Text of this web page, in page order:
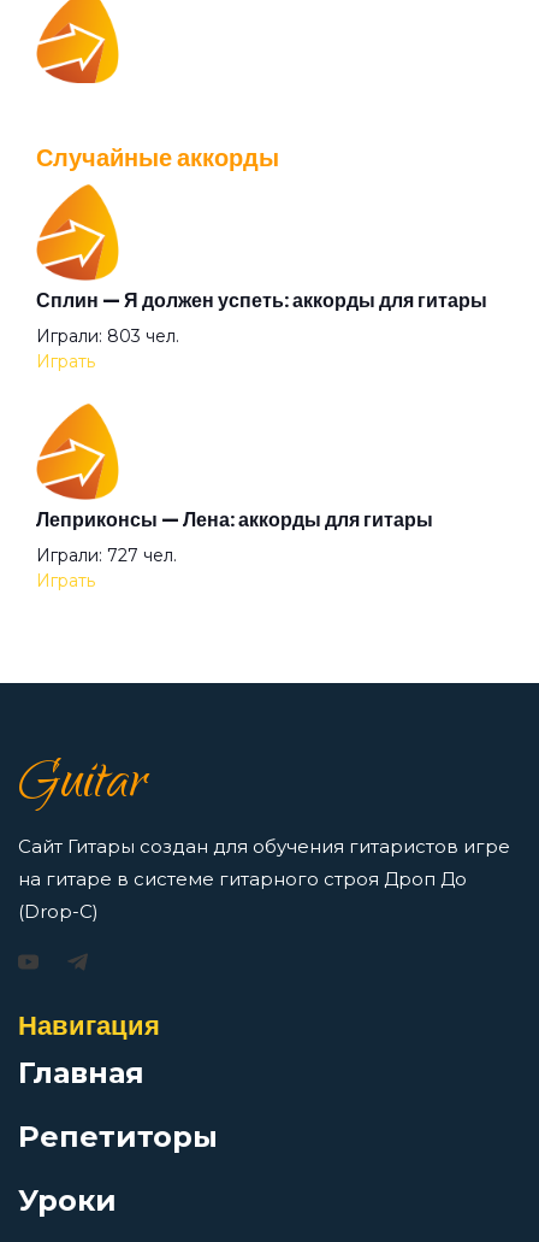
Горько
Готика
Граница
Грязь
Гуру
Дверь в тёмную комнату
Девочка Весна
Депрессивная зима
Деревенская
Джедаи
До свидания
Перейти
Валентин Стрыкало — Gay porn: аккорды для
гитары
Перейти
Аккорды для начинающих играть на гитаре —
легкие и простые песни на гитаре
Просмотров: 23269 чел.
как освоить нотную грамоту новичкам
Просмотров: 16422 чел.
гитары
Перейти
Случайные аккорды
Сплин — Я должен успеть: аккорды для гитары
Играли: 803 чел.
Играть
Леприконсы — Лена: аккорды для гитары
Играли: 727 чел.
Играть
Guitar
Сайт Гитары создан для обучения гитаристов игре
на гитаре в системе гитарного строя Дроп До
(Drop-C)
Навигация
Главная
Репетиторы
Уроки